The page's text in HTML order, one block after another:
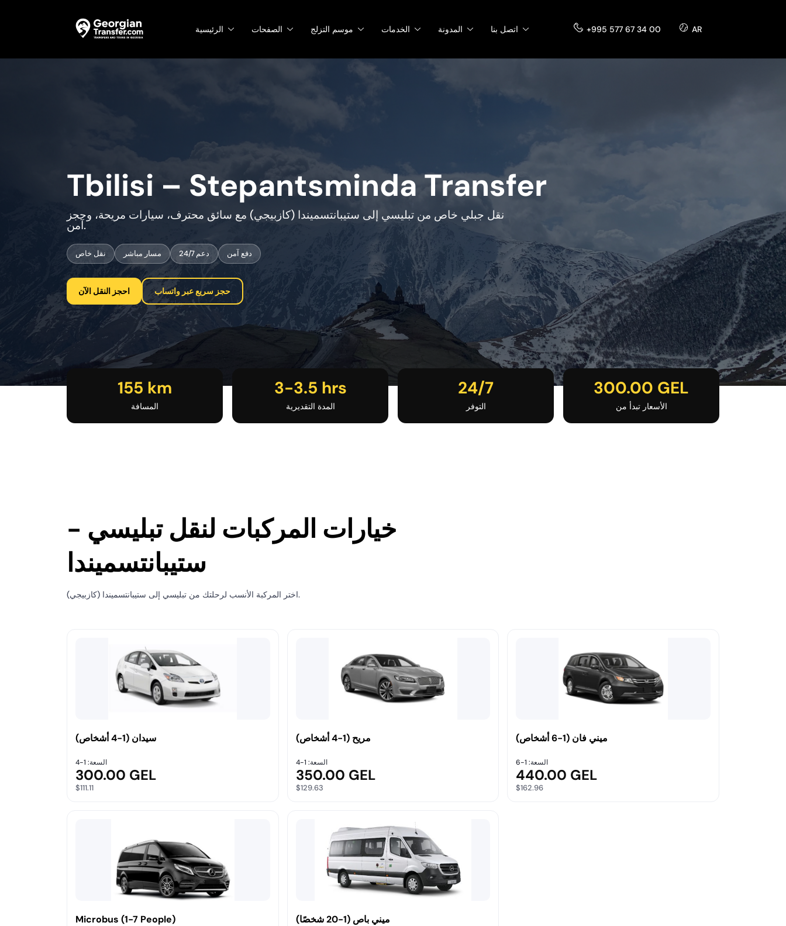
الرئيسية الصفحات موسم التزلج الخدمات المدونة اتصل بنا +995 577 67 34 00 AR
Tbilisi – Stepantsminda Transfer
نقل جبلي خاص من تبليسي إلى ستيبانتسميندا (كازبيجي) مع سائق محترف، سيارات مريحة، وحجز
آمن.
نقل خاص مسار مباشر دعم 24/7 دفع آمن
احجز النقل الآن حجز سريع عبر واتساب
155 km
المسافة
3-3.5 hrs
المدة التقديرية
24/7
التوفر
300.00 GEL
الأسعار تبدأ من
خيارات المركبات لنقل تبليسي -
ستيبانتسميندا
اختر المركبة الأنسب لرحلتك من تبليسي إلى ستيبانتسميندا (كازبيجي).
سيدان (1-4 أشخاص)
السعة: 1-4
300.00 GEL
$111.11
مريح (1-4 أشخاص)
السعة: 1-4
350.00 GEL
$129.63
ميني فان (1-6 أشخاص)
السعة: 1-6
440.00 GEL
$162.96
Microbus (1-7 People) ميني باص (1-20 شخصًا)